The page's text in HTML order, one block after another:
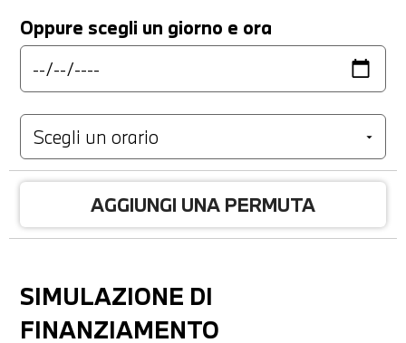
Oppure scegli un giorno e ora
AGGIUNGI UNA PERMUTA
SIMULAZIONE DI
FINANZIAMENTO